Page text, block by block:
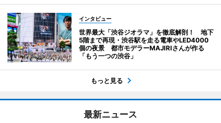
インタビュー
世界最大「渋谷ジオラマ」を徹底解剖！ 地下
5階まで再現・渋谷駅を走る電車やLED4000
個の夜景 都市モデラーMAJIRIさんが作る
「もう一つの渋谷」
もっと見る
最新ニュース